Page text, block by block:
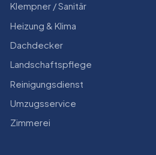
Klempner / Sanitär
Heizung & Klima
Dachdecker
Landschaftspflege
Reinigungsdienst
Umzugsservice
Zimmerei